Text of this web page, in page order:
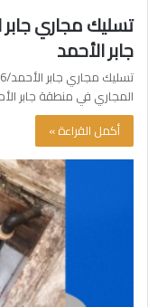
جابر الأحمد
المجاري في منطقة جابر
أكمل القراءة »